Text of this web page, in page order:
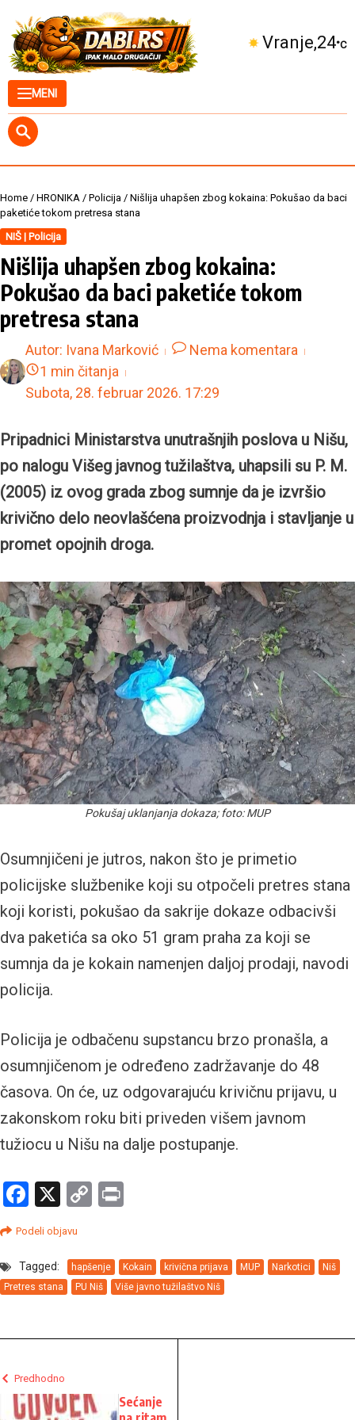
MENI
Kuršumlija 27°C
Home / HRONIKA / Policija / Nišlija uhapšen zbog kokaina: Pokušao da baci
paketiće tokom pretresa stana
NIŠ | Policija
Nišlija uhapšen zbog kokaina:
Pokušao da baci paketiće tokom
pretresa stana
Autor: Ivana Marković
Nema komentara
1 min čitanja
Subota, 28. februar 2026. 17:29
Pripadnici Ministarstva unutrašnjih poslova u Nišu,
po nalogu Višeg javnog tužilaštva, uhapsili su P. M.
(2005) iz ovog grada zbog sumnje da je izvršio
krivično delo neovlašćena proizvodnja i stavljanje u
promet opojnih droga.
Pokušaj uklanjanja dokaza; foto: MUP
Osumnjičeni je jutros, nakon što je primetio
policijske službenike koji su otpočeli pretres stana
koji koristi, pokušao da sakrije dokaze odbacivši
dva paketića sa oko 51 gram praha za koji se
sumnja da je kokain namenjen daljoj prodaji, navodi
policija.
Policija je odbačenu supstancu brzo pronašla, a
osumnjičenom je određeno zadržavanje do 48
časova. On će, uz odgovarajuću krivičnu prijavu, u
zakonskom roku biti priveden višem javnom
tužiocu u Nišu na dalje postupanje.
Facebook
X
Copy
Podeli objavu
Tagged: hapšenje Kokain krivična prijava MUP Narkotici
Niš
Pretres stana
PU Niš Više javno tužilaštvo Niš
Predhodno
Sećanje